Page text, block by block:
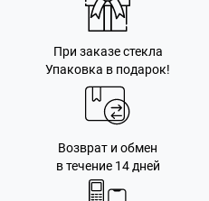
При заказе стекла
Упаковка в подарок!
Возврат и обмен
в течение 14 дней